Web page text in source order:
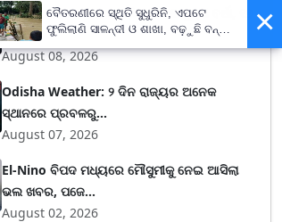
Heavy Rain Alert : ଲାଗି ରହିବ ଲଘୁଚାପ ବର୍ଷା, ୧୭
ଜିଲ୍...
August 08, 2026
Odisha Weather: ୨ ଦିନ ରାଜ୍ୟର ଅନେକ
ସ୍ଥାନରେ ପ୍ରବଳରୁ...
August 07, 2026
El-Nino ବିପଦ ମଧ୍ୟରେ ମୌସୁମୀକୁ ନେଇ ଆସିଲା
ଭଲ ଖବର, ପଜେ...
August 02, 2026
×
ବୈତରଣୀରେ ସ୍ଥିତି ସୁଧୁରିନି, ଏପଟେ
ଫୁଲିଲାଣି ସାଳନ୍ଦୀ ଓ ଶାଖା, ବଢ଼ୁଛି ବନ୍ୟା